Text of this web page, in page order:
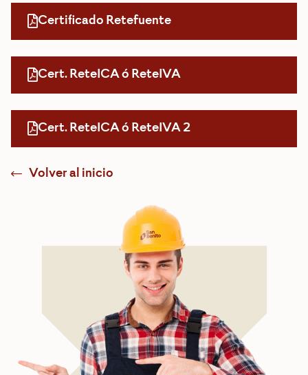
Certificado Retefuente
Cert. ReteICA ó ReteIVA
Cert. ReteICA ó ReteIVA 2
Volver al inicio